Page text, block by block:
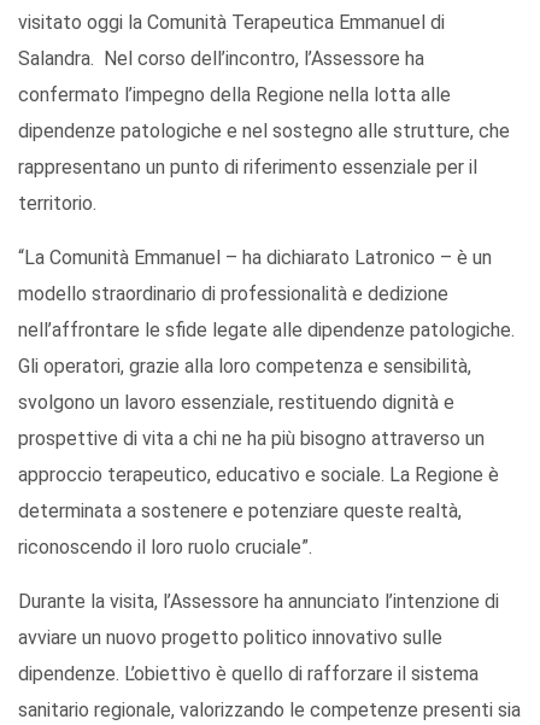
visitato oggi la Comunità Terapeutica Emmanuel di
Salandra. Nel corso dell’incontro, l’Assessore ha
confermato l’impegno della Regione nella lotta alle
dipendenze patologiche e nel sostegno alle strutture, che
rappresentano un punto di riferimento essenziale per il
territorio.
“La Comunità Emmanuel – ha dichiarato Latronico – è un
modello straordinario di professionalità e dedizione
nell’affrontare le sfide legate alle dipendenze patologiche.
Gli operatori, grazie alla loro competenza e sensibilità,
svolgono un lavoro essenziale, restituendo dignità e
prospettive di vita a chi ne ha più bisogno attraverso un
approccio terapeutico, educativo e sociale. La Regione è
determinata a sostenere e potenziare queste realtà,
riconoscendo il loro ruolo cruciale”.
Durante la visita, l’Assessore ha annunciato l’intenzione di
avviare un nuovo progetto politico innovativo sulle
dipendenze. L’obiettivo è quello di rafforzare il sistema
sanitario regionale, valorizzando le competenze presenti sia